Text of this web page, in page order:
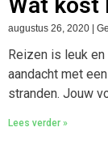
augustus 26, 2020
Reizen is leuk
aandacht met
stranden. Jouw
Lees verder »